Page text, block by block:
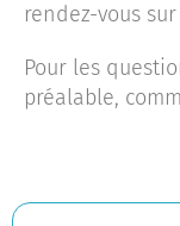
rendez-vous
Pour les
préalable,